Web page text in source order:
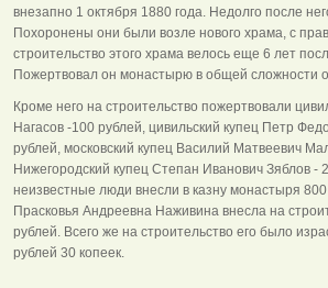
внезапно 1 октября 1880 года. Недолго после
Похоронены они были возле нового храма, с
строительство этого храма велось еще 6 лет
Пожертвовал он монастырю в общей сложности
Кроме него на строительство пожертвовали
Нагасов -100 рублей, цивильский купец Петр
рублей, московский купец Василий Матвеевич
Нижегородский купец Степан Иванович Зяблов -
неизвестные люди внесли в казну монастыря
Прасковья Андреевна Наживина внесла на
рублей. Всего же на строительство его было
рублей 30 копеек.